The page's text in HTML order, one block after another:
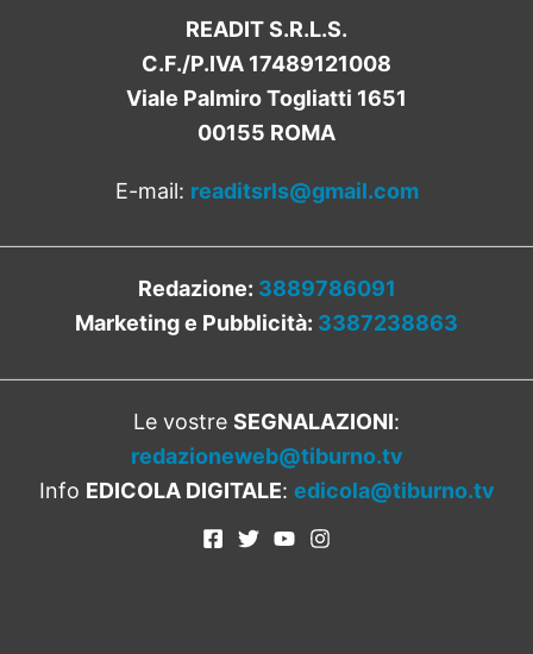
READIT S.R.L.S.
C.F./P.IVA 17489121008
Viale Palmiro Togliatti 1651
00155 ROMA
E-mail: readitsrls@gmail.com
Redazione: 3889786091
Marketing e Pubblicità: 3387238863
Le vostre SEGNALAZIONI:
redazioneweb@tiburno.tv
Info EDICOLA DIGITALE: edicola@tiburno.tv